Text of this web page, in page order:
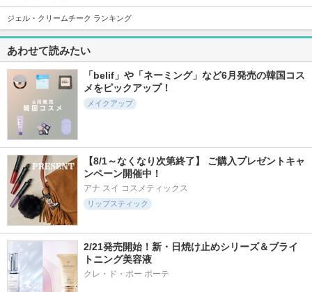
5.5
27591件
クリーミータッチラ
イナー
キャンメイク
5.1
1530件
ハイパーリフトマス
カラ
5.3
4710件
5.7
1031件
ジューシーベリープ
ランピングリップオ
イル
TOCOBO
5.0
too cool for school
ケイト
ジェル・クリームチーク ランキング
あわせて読みたい
「belif」や「ネーミング」など6月発売の韓国コス
メをピックアップ！
メイクアップ
【8/1～なくなり次第終了】 ご購入プレゼントキャ
ンペーン開催中！
アナ スイ コスメティックス
リップスティック
2/21発売開始！新・日焼け止めシリーズ＆ブライ
トニング美容液
クレ・ド・ポー ボーテ